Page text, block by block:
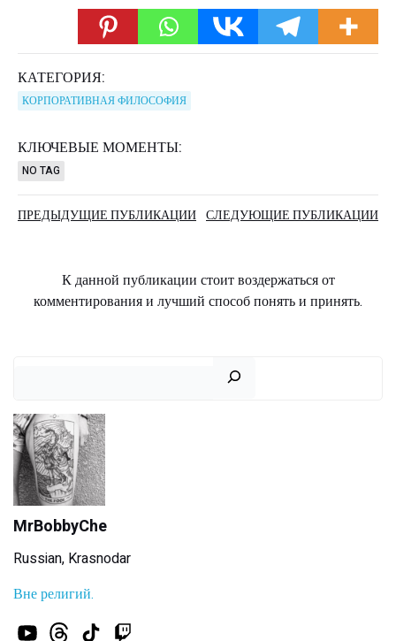
КАТЕГОРИЯ:
КОРПОРАТИВНАЯ ФИЛОСОФИЯ
КЛЮЧЕВЫЕ МОМЕНТЫ:
NO TAG
Навигация
записям
ПРЕДЫДУЩИЕ ПУБЛИКАЦИИ
по
записям
СЛЕДУЮЩИЕ ПУБЛИКАЦИИ
К данной публикации стоит воздержаться от
комментирования и лучший способ понять и принять.
MrBobbyChe
Russian, Krasnodar
Вне религий.